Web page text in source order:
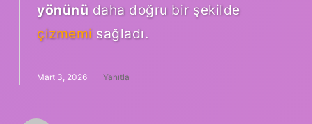
yönünüdaha doğru bir şekilde
çizmemi sağladı.
Mart 3, 2026 Yanıtla